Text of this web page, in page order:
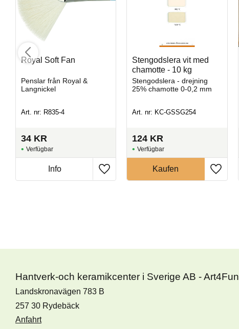
Penselglasyr för stengods
Art. nr: SW-219
Royal Soft Fan
Penslar från Royal &
Langnickel
Art. nr: R835-4
34 KR
Stengodslera vit med
chamotte - 10 kg
Stengodslera - drejning
25% chamotte 0-0,2 mm
Art. nr: KC-GSSG254
124 KR
Hantverk-och keramikcenter i Sverige AB - Art4Fun
Landskronavägen 783 B
257 30 Rydebäck
Anfahrt